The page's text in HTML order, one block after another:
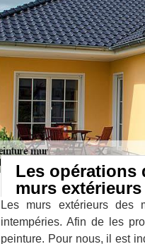
Les opérations
murs
Les murs extérieurs des
intempéries. Afin de les
peinture. Pour nous, il est